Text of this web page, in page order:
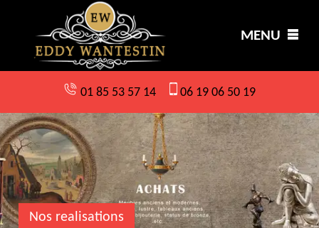
MENU
01 85 53 57 14 06 19 06 50 19
Nos realisations